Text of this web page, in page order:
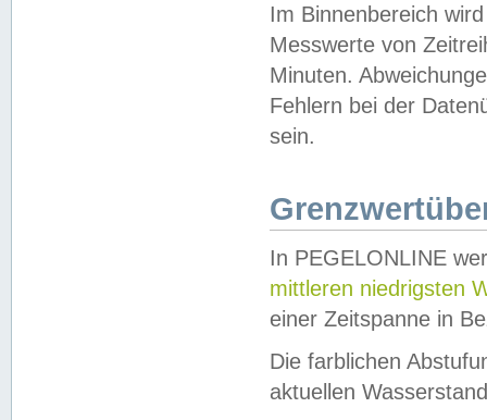
Im Binnenbereich
Messwerte von
Minuten.
Fehlern bei der
sein.
In PEGELONLINE
mittleren niedrigsten
einer Zeitspanne in
Die farblichen
aktuellen